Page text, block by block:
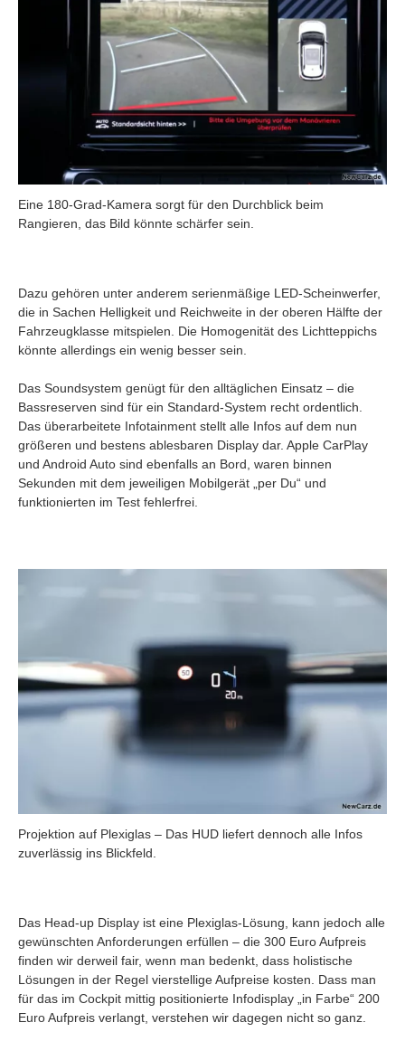
Eine 180-Grad-Kamera sorgt für den Durchblick beim
Rangieren, das Bild könnte schärfer sein.
Dazu gehören unter anderem serienmäßige LED-Scheinwerfer,
die in Sachen Helligkeit und Reichweite in der oberen Hälfte der
Fahrzeugklasse mitspielen. Die Homogenität des Lichtteppichs
könnte allerdings ein wenig besser sein.
Das Soundsystem genügt für den alltäglichen Einsatz – die
Bassreserven sind für ein Standard-System recht ordentlich.
Das überarbeitete Infotainment stellt alle Infos auf dem nun
größeren und bestens ablesbaren Display dar. Apple CarPlay
und Android Auto sind ebenfalls an Bord, waren binnen
Sekunden mit dem jeweiligen Mobilgerät „per Du“ und
funktionierten im Test fehlerfrei.
Projektion auf Plexiglas – Das HUD liefert dennoch alle Infos
zuverlässig ins Blickfeld.
Das Head-up Display ist eine Plexiglas-Lösung, kann jedoch alle
gewünschten Anforderungen erfüllen – die 300 Euro Aufpreis
finden wir derweil fair, wenn man bedenkt, dass holistische
Lösungen in der Regel vierstellige Aufpreise kosten. Dass man
für das im Cockpit mittig positionierte Infodisplay „in Farbe“ 200
Euro Aufpreis verlangt, verstehen wir dagegen nicht so ganz.